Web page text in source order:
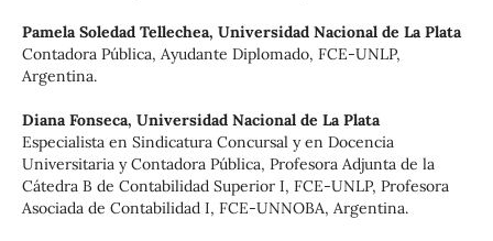
Pamela Soledad Tellechea, Universidad Nacional de La Plata
Contadora Pública, Ayudante Diplomado, FCE-UNLP,
Argentina.
Diana Fonseca, Universidad Nacional de La Plata
Especialista en Sindicatura Concursal y en Docencia
Universitaria y Contadora Pública, Profesora Adjunta de la
Cátedra B de Contabilidad Superior I, FCE-UNLP, Profesora
Asociada de Contabilidad I, FCE-UNNOBA, Argentina.